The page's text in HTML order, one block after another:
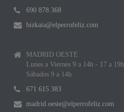
690 878 368
bizkaia@elperrofeliz.com
MADRID OESTE
Lunes a Viernes 9 a 14h - 17 a 19h
Sábados 9 a 14h
671 615 383
madrid.oeste@elperrofeliz.com